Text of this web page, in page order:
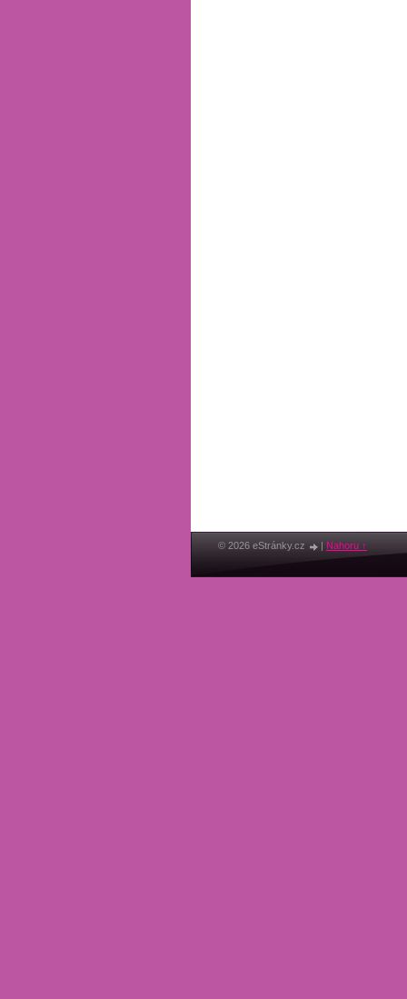
© 2026 eStránky.cz | Nahoru ↑